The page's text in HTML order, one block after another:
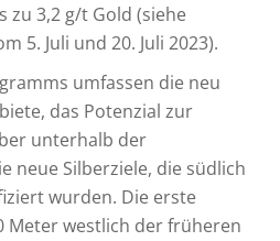
zu 3,2 g/t Gold (siehe
5. Juli und 20. Juli 2023).
umfassen die neu
das Potenzial zur
unterhalb der
neue Silberziele, die südlich
wurden. Die erste
Meter westlich der früheren